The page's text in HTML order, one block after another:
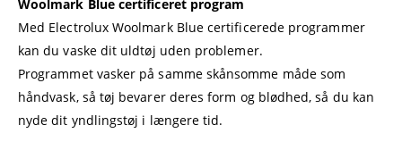
Woolmark Blue certificeret program
Med Electrolux Woolmark Blue certificerede programmer
kan du vaske dit uldtøj uden problemer.
Programmet vasker på samme skånsomme måde som
håndvask, så tøj bevarer deres form og blødhed, så du kan
nyde dit yndlingstøj i længere tid.